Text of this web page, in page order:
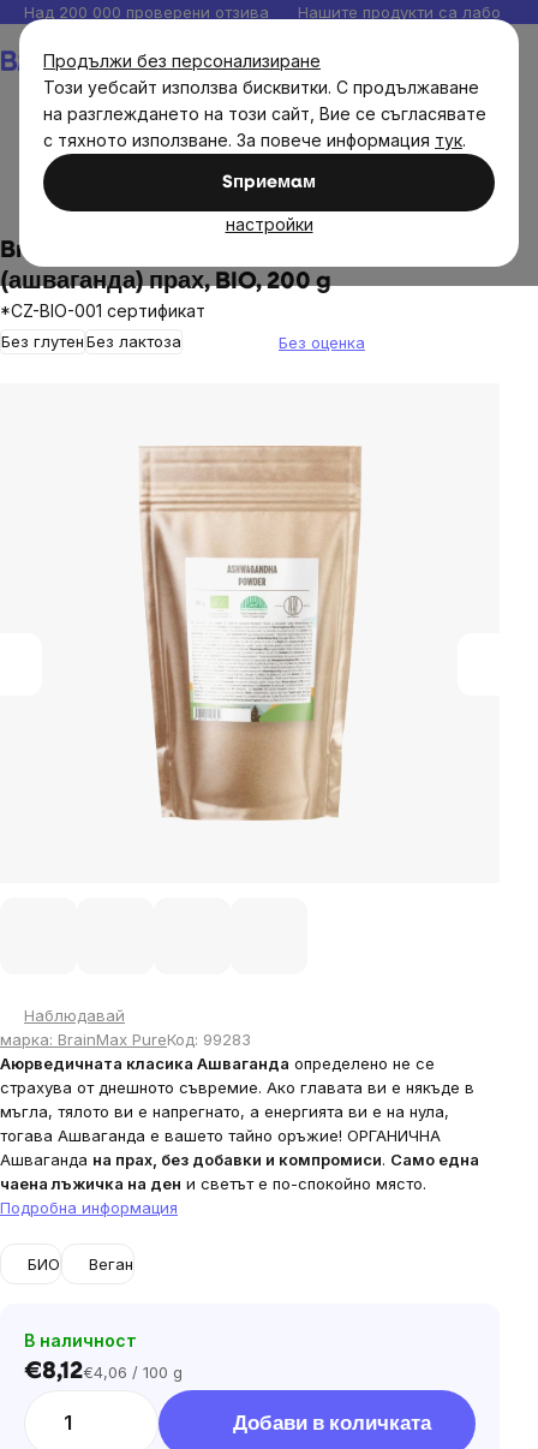
Продължи без персонализиране
Този уебсайт използва бисквитки. С продължаване
на разглеждането на този сайт, Вие се съгласявате
с тяхното използване. За повече информация тук.
Sпpиeмaм
настройки
Прескочи
към
съдържанието
Над 200 000 проверени отзива Нашите продукти са
Brainmax хранителни добавки
Адаптогени
BrainMax Pure® Ashwagandha
(ашваганда) прах, BIO, 200 g
*CZ-BIO-001 сертификат
Без глутенБез лактоза
is
0,0
out
5
Без оценка
Наблюдавай
марка: BrainMax PureКод: 99283
Аюрведичната класика Ашваганда определено не се
страхува от днешното съвремие. Ако главата ви е някъде в
мъгла, тялото ви е напрегнато, а енергията ви е на нула,
тогава Ашваганда е вашето тайно оръжие! ОРГАНИЧНА
Ашваганда на прах, без добавки и компромиси. Само една
чаена лъжичка на ден и светът е по-спокойно място.
Подробна информация
БИО Веган
В наличност
€8,12Цена
€4,06 / 100 g
Добави в количката